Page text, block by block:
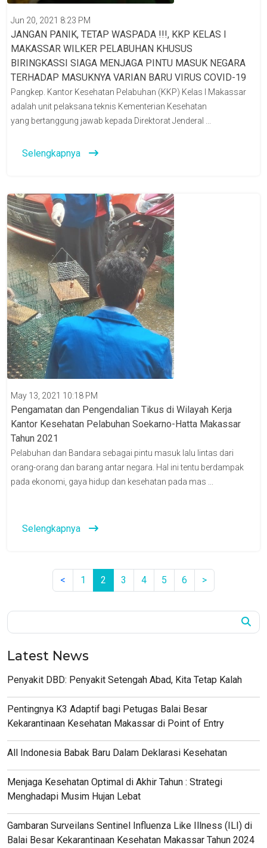
Jun 20, 2021 8:23 PM
JANGAN PANIK, TETAP WASPADA !!!, KKP KELAS I
MAKASSAR WILKER PELABUHAN KHUSUS
BIRINGKASSI SIAGA MENJAGA PINTU MASUK NEGARA
TERHADAP MASUKNYA VARIAN BARU VIRUS COVID-19
Pangkep. Kantor Kesehatan Pelabuhan (KKP) Kelas I Makassar
adalah unit pelaksana teknis Kementerian Kesehatan
yang bertanggung jawab kepada Direktorat Jenderal ...
Selengkapnya
May 13, 2021 10:18 PM
Pengamatan dan Pengendalian Tikus di Wilayah Kerja
Kantor Kesehatan Pelabuhan Soekarno-Hatta Makassar
Tahun 2021
Pelabuhan dan Bandara sebagai pintu masuk lalu lintas dari
orang-orang dan barang antar negara. Hal ini tentu berdampak
pada ekonomi, gaya hidup dan kesehatan pada mas ...
Selengkapnya
< 1 2 3 4 5 6 >
Latest News
Penyakit DBD: Penyakit Setengah Abad, Kita Tetap Kalah
Pentingnya K3 Adaptif bagi Petugas Balai Besar
Kekarantinaan Kesehatan Makassar di Point of Entry
All Indonesia Babak Baru Dalam Deklarasi Kesehatan
Menjaga Kesehatan Optimal di Akhir Tahun : Strategi
Menghadapi Musim Hujan Lebat
Gambaran Surveilans Sentinel Influenza Like Illness (ILI) di
Balai Besar Kekarantinaan Kesehatan Makassar Tahun 2024